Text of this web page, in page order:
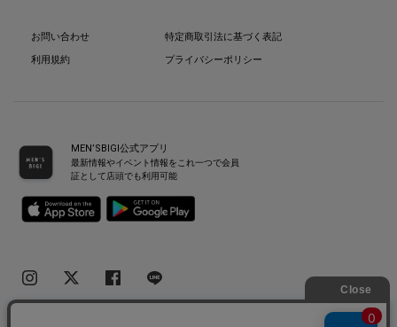
お問い合わせ
利用規約
特定商取引法に基づく表記
プライバシーポリシー
MEN’SBIGI公式アプリ
最新情報やイベント情報をこれ一つで会員
証として店頭でも利用可能